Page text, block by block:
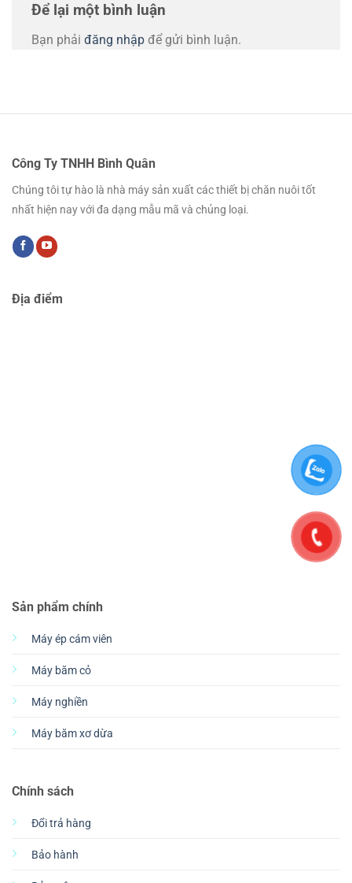
Để lại một bình luận
Bạn phải đăng nhập để gửi bình luận.
Công Ty TNHH Bình Quân
Chúng tôi tự hào là nhà máy sản xuất các thiết bị chăn nuôi tốt
nhất hiện nay với đa dạng mẫu mã và chủng loại.
Sản phẩm chính
Máy ép cám viên
Máy băm cỏ
Máy nghiền
Máy băm xơ dừa
Chính sách
Đổi trả hàng
Bảo hành
Địa điểm